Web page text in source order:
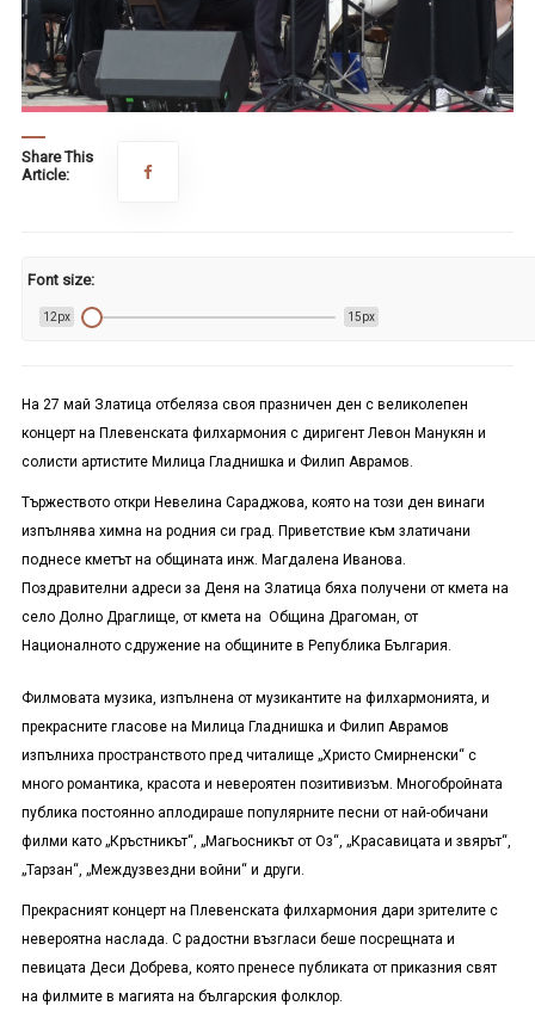
Share This
Article:
Font size:
12px 15px
На 27 май Златица отбеляза своя празничен ден с великолепен
концерт на Плевенската филхармония с диригент Левон Манукян и
солисти артистите Милица Гладнишка и Филип Аврамов.
Тържеството откри Невелина Сараджова, която на този ден винаги
изпълнява химна на родния си град. Приветствие към златичани
поднесе кметът на общината инж. Магдалена Иванова.
Поздравителни адреси за Деня на Златица бяха получени от кмета на
село Долно Драглище, от кмета на Община Драгоман, от
Националното сдружение на общините в Република България.
Филмовата музика, изпълнена от музикантите на филхармонията, и
прекрасните гласове на Милица Гладнишка и Филип Аврамов
изпълниха пространството пред читалище „Христо Смирненски“ с
много романтика, красота и невероятен позитивизъм. Многобройната
публика постоянно аплодираше популярните песни от най-обичани
филми като „Кръстникът“, „Магьосникът от Оз“, „Красавицата и звярът“,
„Тарзан“, „Междузвездни войни“ и други.
Прекрасният концерт на Плевенската филхармония дари зрителите с
невероятна наслада. С радостни възгласи беше посрещната и
певицата Деси Добрева, която пренесе публиката от приказния свят
на филмите в магията на българския фолклор.